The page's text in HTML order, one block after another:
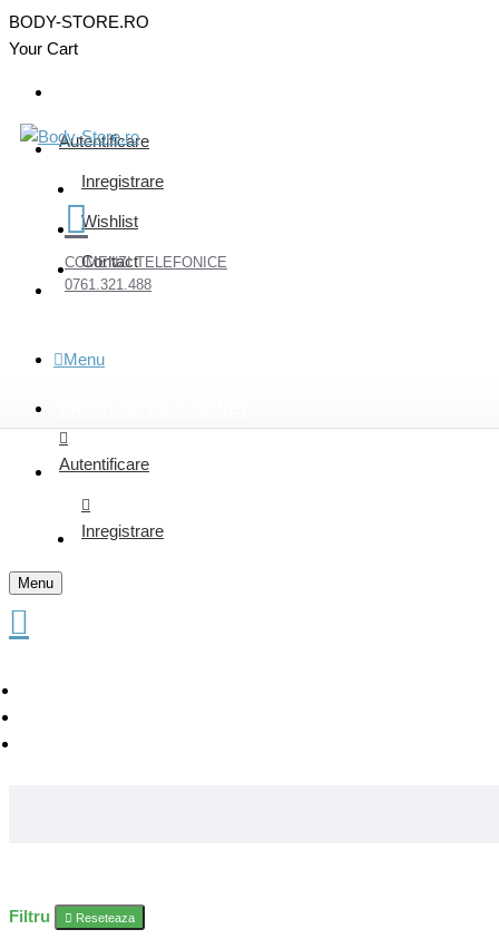
BODY-STORE.RO
Your Cart
Autentificare
Inregistrare
Wishlist
Contact
COMENZI TELEFONICE
0761.321.488
Menu
Autentificare
Inregistrare
Menu
Filtru Reseteaza